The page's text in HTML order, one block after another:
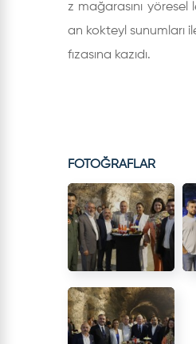
z mağarasını yöresel
an kokteyl sunumları
fızasına kazıdı.
FOTOĞRAFLAR